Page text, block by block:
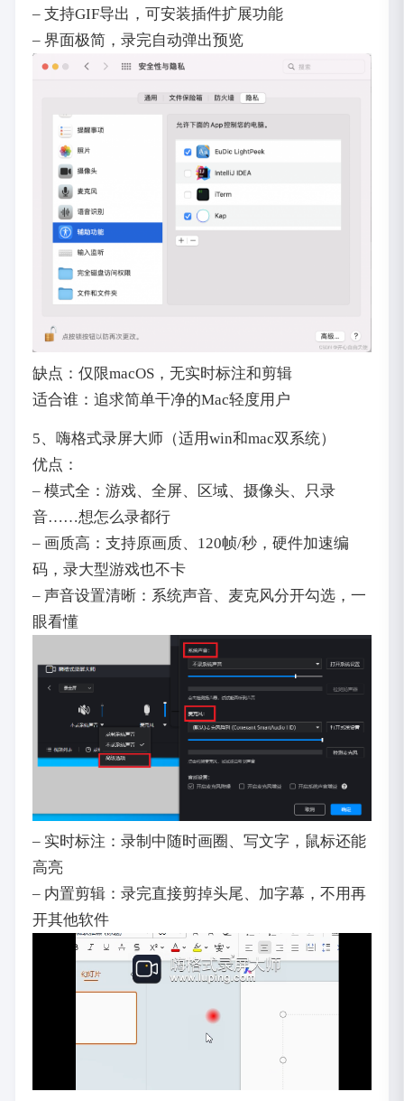
– 支持GIF导出，可安装插件扩展功能
– 界面极简，录完自动弹出预览
缺点：仅限macOS，无实时标注和剪辑
适合谁：追求简单干净的Mac轻度用户
5、嗨格式录屏大师（适用win和mac双系统）
优点：
– 模式全：游戏、全屏、区域、摄像头、只录
音……想怎么录都行
– 画质高：支持原画质、120帧/秒，硬件加速编
码，录大型游戏也不卡
– 声音设置清晰：系统声音、麦克风分开勾选，一
眼看懂
– 实时标注：录制中随时画圈、写文字，鼠标还能
高亮
– 内置剪辑：录完直接剪掉头尾、加字幕，不用再
开其他软件